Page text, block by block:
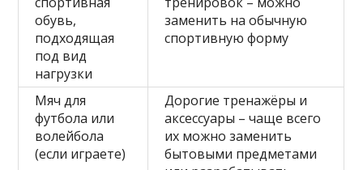
обувь,
подходящая
под вид
нагрузки
заменить на обычную
спортивную форму
Мяч для
футбола или
волейбола
(если играете)
Дорогие тренажёры и
аксессуары – чаще всего
их можно заменить
бытовыми предметами